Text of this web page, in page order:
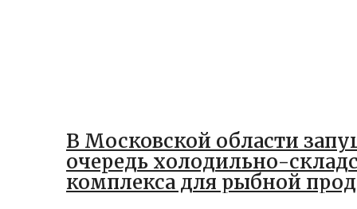
В Московской области
очередь холодильно-
комплекса для рыбной